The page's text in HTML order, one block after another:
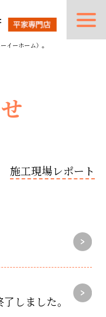
イーホーム）。
施工現場レポート
しました。